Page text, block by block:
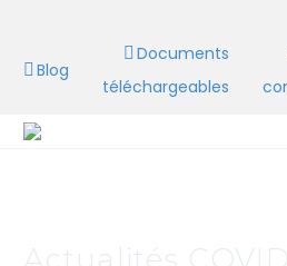
Blog
Documents
téléchargeables